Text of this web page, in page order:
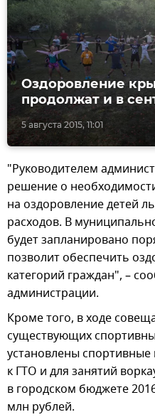
5 августа 2015, 11:01
Оздоровление
продолжат и в
"Руководителем
решение о
на оздоровление детей
расходов. В
будет запланировано
позволит обеспечить
категорий граждан", –
администрации.
Кроме того, в ходе
существующих
установлены
к ГТО и для занятий
в городском бюджете
млн рублей.